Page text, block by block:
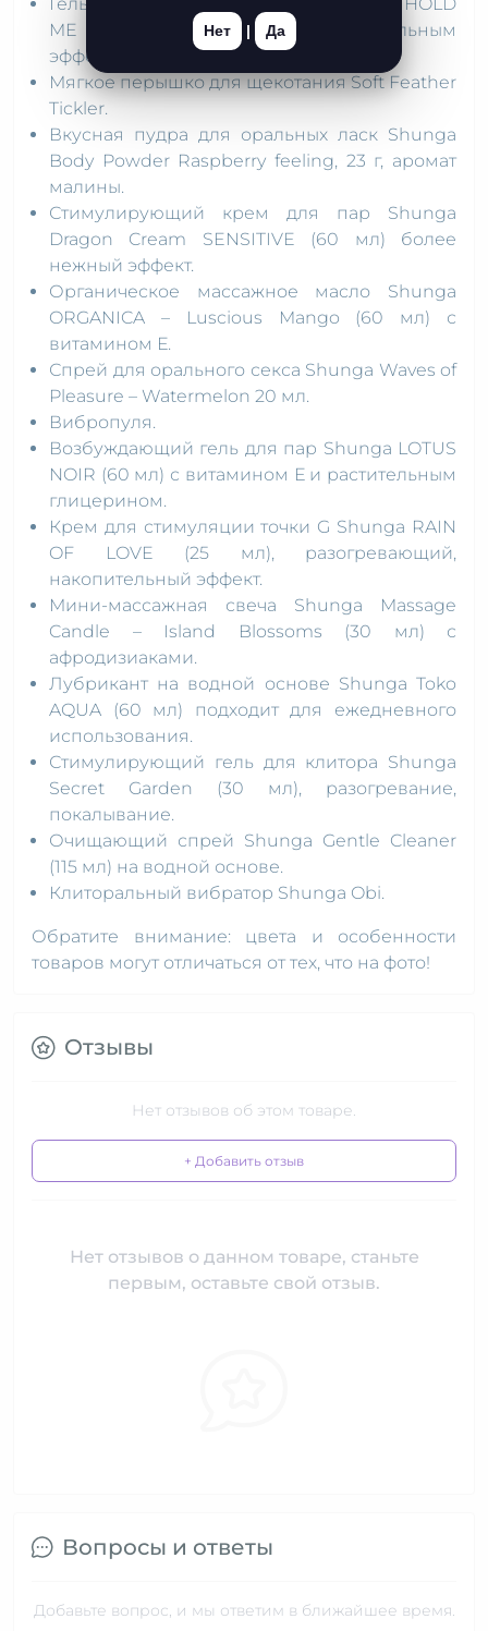
ME TIGHT (25 мл) с накопительным
эффектом.
Мягкое перышко для щекотания Soft Feather
Tickler.
Вкусная пудра для оральных ласк Shunga
Body Powder Raspberry feeling, 23 г, аромат
малины.
Стимулирующий крем для пар Shunga
Dragon Cream SENSITIVE (60 мл) более
нежный эффект.
Органическое массажное масло Shunga
ORGANICA – Luscious Mango (60 мл) с
витамином Е.
Спрей для орального секса Shunga Waves of
Pleasure – Watermelon 20 мл.
Вибропуля.
Возбуждающий гель для пар Shunga LOTUS
NOIR (60 мл) с витамином Е и растительным
глицерином.
Крем для стимуляции точки G Shunga RAIN
OF LOVE (25 мл), разогревающий,
накопительный эффект.
Мини-массажная свеча Shunga Massage
Candle – Island Blossoms (30 мл) с
афродизиаками.
Лубрикант на водной основе Shunga Toko
AQUA (60 мл) подходит для ежедневного
использования.
Стимулирующий гель для клитора Shunga
Secret Garden (30 мл), разогревание,
покалывание.
Очищающий спрей Shunga Gentle Cleaner
(115 мл) на водной основе.
Клиторальный вибратор Shunga Obi.
Обратите внимание: цвета и особенности
товаров могут отличаться от тех, что на фото!
Отзывы
Нет отзывов об этом товаре.
+ Добавить отзыв
Нет отзывов о данном товаре, станьте
первым, оставьте свой отзыв.
Вопросы и ответы
Добавьте вопрос, и мы ответим в ближайшее время.
Нет | Да